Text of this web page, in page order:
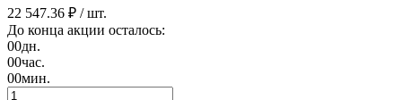
22 547.36 ₽ / шт.
До конца акции осталось:
00дн.
00час.
00мин.